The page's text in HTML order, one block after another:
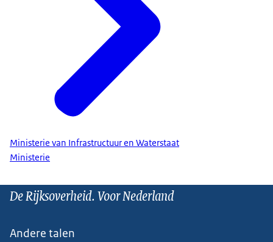
Ministerie van Infrastructuur en Waterstaat
Ministerie
De Rijksoverheid. Voor Nederland
Andere talen